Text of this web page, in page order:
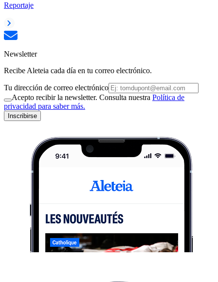
Reportaje
Newsletter
Recibe Aleteia cada día en tu correo electrónico.
Tu dirección de correo electrónico
Acepto recibir la newsletter. Consulta nuestra Política de
privacidad para saber más.
Inscribirse